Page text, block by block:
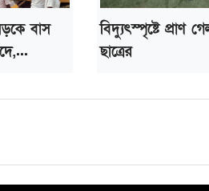
বাস
বিদ্যুৎস্পৃষ্টে প্রাণ
ছাত্রের